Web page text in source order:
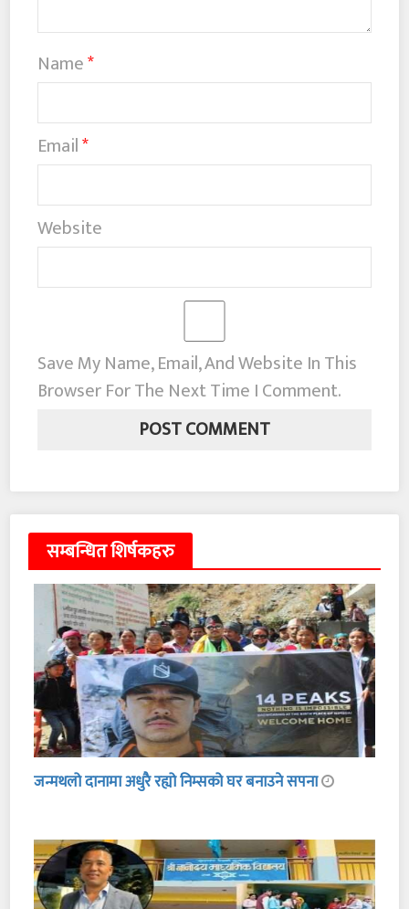
Name*
Email*
Website
Save My Name, Email, And Website In This
Browser For The Next Time I Comment.
सम्बन्धित शिर्षकहरु
जन्मथलो दानामा अधुरै रह्यो निम्सको घर बनाउने सपना